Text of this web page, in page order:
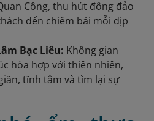
Công, thu hút đông đảo
đến chiêm bái mỗi dịp
Bạc Liêu: Không gian
hòa hợp với thiên nhiên,
tĩnh tâm và tìm lại sự